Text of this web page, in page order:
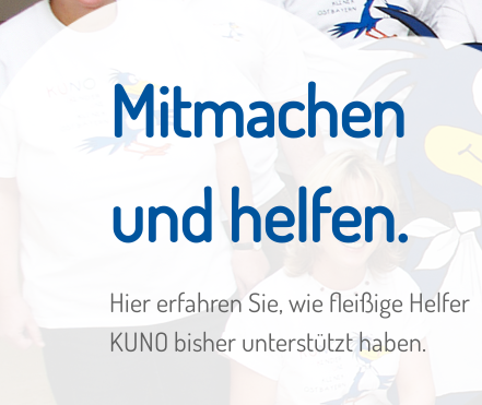
Mitmachen
und helfen.
Hier erfahren Sie, wie fleißige Helfer
KUNO bisher unterstützt haben.